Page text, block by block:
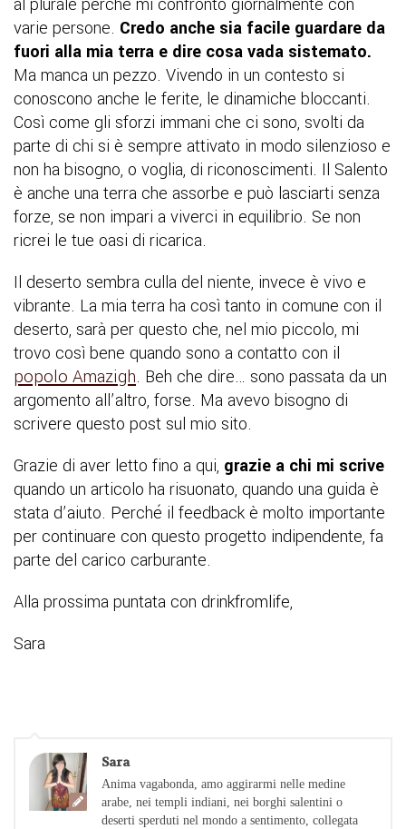
al plurale perché mi confronto giornalmente con
varie persone. Credo anche sia facile guardare da
fuori alla mia terra e dire cosa vada sistemato.
Ma manca un pezzo. Vivendo in un contesto si
conoscono anche le ferite, le dinamiche bloccanti.
Così come gli sforzi immani che ci sono, svolti da
parte di chi si è sempre attivato in modo silenzioso e
non ha bisogno, o voglia, di riconoscimenti. Il Salento
è anche una terra che assorbe e può lasciarti senza
forze, se non impari a viverci in equilibrio. Se non
ricrei le tue oasi di ricarica.
Il deserto sembra culla del niente, invece è vivo e
vibrante. La mia terra ha così tanto in comune con il
deserto, sarà per questo che, nel mio piccolo, mi
trovo così bene quando sono a contatto con il
popolo Amazigh. Beh che dire… sono passata da un
argomento all’altro, forse. Ma avevo bisogno di
scrivere questo post sul mio sito.
Grazie di aver letto fino a qui, grazie a chi mi scrive
quando un articolo ha risuonato, quando una guida è
stata d’aiuto. Perché il feedback è molto importante
per continuare con questo progetto indipendente, fa
parte del carico carburante.
Alla prossima puntata con drinkfromlife,
Sara
Sara
Anima vagabonda, amo aggirarmi nelle medine
arabe, nei templi indiani, nei borghi salentini o
deserti sperduti nel mondo a sentimento, collegata